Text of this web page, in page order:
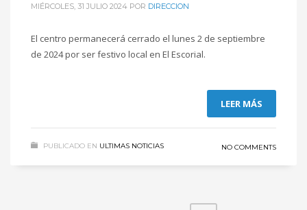
MIÉRCOLES, 31 JULIO 2024 POR DIRECCION
El centro permanecerá cerrado el lunes 2 de septiembre
de 2024 por ser festivo local en El Escorial.
LEER MÁS
PUBLICADO EN ULTIMAS NOTICIAS NO COMMENTS